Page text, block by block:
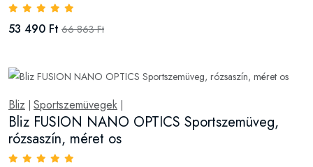
53 490 Ft 66 863 Ft
Bliz Sportszemüvegek
Bliz FUSION NANO OPTICS Sportszemüveg,
rózsaszín, méret os